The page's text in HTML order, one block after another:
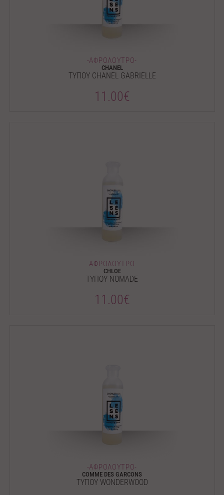
-ΑΦΡΟΛΟΥΤΡΟ-
CHANEL
ΤΥΠΟΥ CHANEL GABRIELLE
11.00€
-ΑΦΡΟΛΟΥΤΡΟ-
CHLOE
ΤΥΠΟΥ NOMADE
11.00€
-ΑΦΡΟΛΟΥΤΡΟ-
COMME DES GARCONS
ΤΥΠΟΥ WONDERWOOD